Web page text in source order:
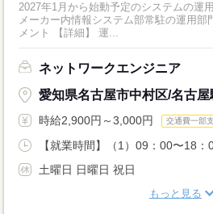
2027年1月から始動予定のシステムの運
メーカー内情報システム部常駐の運用部
メント 【詳細】 運...
ネットワークエンジニア
愛知県名古屋市中村区/名古屋
時給2,900円～3,000円 交通費一部
【就業時間】（1）09：00〜18：
土曜日 日曜日 祝日
もっと見る